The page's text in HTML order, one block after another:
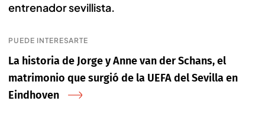
entrenador sevillista.
PUEDE INTERESARTE
La historia de Jorge y Anne van der Schans, el
matrimonio que surgió de la UEFA del Sevilla en
Eindhoven